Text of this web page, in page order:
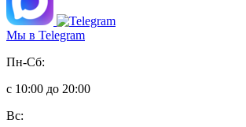
Мы в Telegram
Пн-Сб:
с 10:00 до 20:00
Вс: